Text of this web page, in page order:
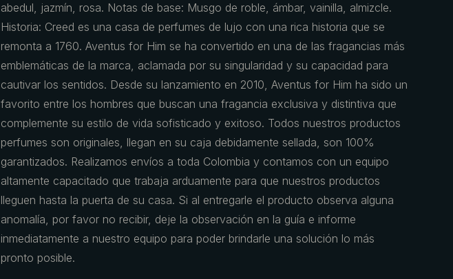
abedul, jazmín, rosa. Notas de base: Musgo de roble, ámbar, vainilla, almizcle.
Historia: Creed es una casa de perfumes de lujo con una rica historia que se
remonta a 1760. Aventus for Him se ha convertido en una de las fragancias más
emblemáticas de la marca, aclamada por su singularidad y su capacidad para
cautivar los sentidos. Desde su lanzamiento en 2010, Aventus for Him ha sido un
favorito entre los hombres que buscan una fragancia exclusiva y distintiva que
complemente su estilo de vida sofisticado y exitoso. Todos nuestros productos
perfumes son originales, llegan en su caja debidamente sellada, son 100%
garantizados. Realizamos envíos a toda Colombia y contamos con un equipo
altamente capacitado que trabaja arduamente para que nuestros productos
lleguen hasta la puerta de su casa. Si al entregarle el producto observa alguna
anomalía, por favor no recibir, deje la observación en la guía e informe
inmediatamente a nuestro equipo para poder brindarle una solución lo más
pronto posible.